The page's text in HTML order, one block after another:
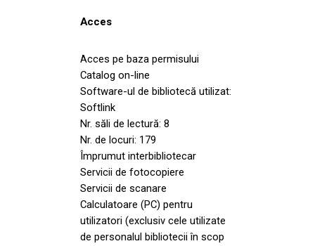
Acces
Acces pe baza permisului
Catalog on-line
Software-ul de bibliotecă utilizat:
Softlink
Nr. săli de lectură: 8
Nr. de locuri: 179
Împrumut interbibliotecar
Servicii de fotocopiere
Servicii de scanare
Calculatoare (PC) pentru
utilizatori (exclusiv cele utilizate
de personalul bibliotecii în scop